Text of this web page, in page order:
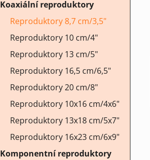
Koaxiální reproduktory
Reproduktory 8,7 cm/3,5"
Reproduktory 10 cm/4"
Reproduktory 13 cm/5"
Reproduktory 16,5 cm/6,5"
Reproduktory 20 cm/8"
Reproduktory 10x16 cm/4x6"
Reproduktory 13x18 cm/5x7"
Reproduktory 16x23 cm/6x9"
Komponentní reproduktory